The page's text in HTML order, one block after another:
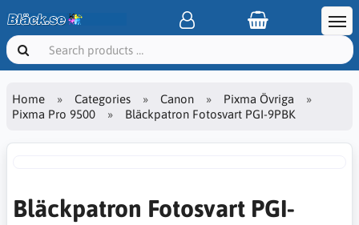
Home Categories Canon
Pixma Övriga
Pixma Pro 9500
Bläckpatron Fotosvart PGI-9PBK
Bläckpatron Fotosvart PGI-